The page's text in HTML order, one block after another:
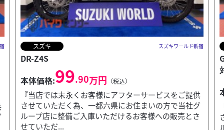
新宿 スズキ スズキワールド新宿
GSX-S1000 2026年モデル ★決算キャンペーン
本体価格:152.90万円（税込）
『当店では末永くお客様にアフターサービスをご提供
させていただく為、一都六県にお住まいの方で当社グ
ループ店に整備ご入庫いただけるお客様への販売とさ